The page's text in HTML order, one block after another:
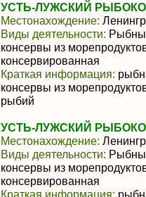
УСТЬ-ЛУЖСКИЙ
Местонахождение:
Виды деятельности:
консервы из
консервированная
Краткая информация:
консервы из
рыбий
УСТЬ-ЛУЖСКИЙ
Местонахождение:
Виды деятельности:
консервы из
консервированная
Краткая информация: